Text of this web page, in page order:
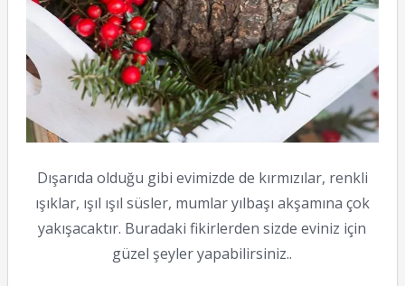
Dışarıda olduğu gibi evimizde de kırmızılar, renkli
ışıklar, ışıl ışıl süsler, mumlar yılbaşı akşamına çok
yakışacaktır. Buradaki fikirlerden sizde eviniz için
güzel şeyler yapabilirsiniz..